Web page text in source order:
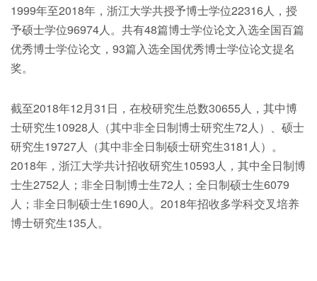
1999年至2018年，浙江大学共授予博士学位22316人，授
予硕士学位96974人。共有48篇博士学位论文入选全国百篇
优秀博士学位论文，93篇入选全国优秀博士学位论文提名
奖。
截至2018年12月31日，在校研究生总数30655人，其中博
士研究生10928人（其中非全日制博士研究生72人）、硕士
研究生19727人（其中非全日制硕士研究生3181人）。
2018年，浙江大学共计招收研究生10593人，其中全日制博
士生2752人；非全日制博士生72人；全日制硕士生6079
人；非全日制硕士生1690人。2018年招收多学科交叉培养
博士研究生135人。